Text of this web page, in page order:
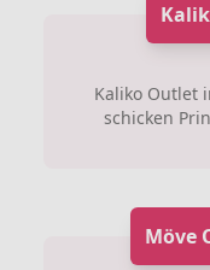
Kaliko Outlet
schicken
Möve